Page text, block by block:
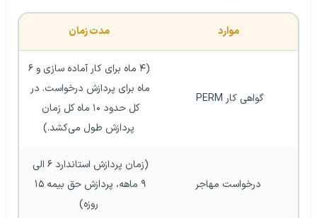
موارد مدت زمان
گواهی کار PERM
پردازش طول می‌کشد.)
درخواست مهاجر
روزه)